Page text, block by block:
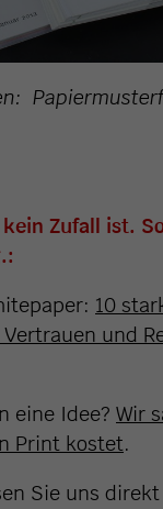
Zufall ist.
10
und
eine Idee? Wir
Print kostet.
Sie uns